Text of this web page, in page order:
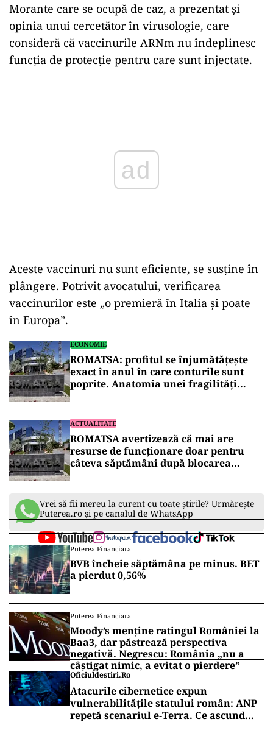
Morante care se ocupă de caz, a prezentat și
opinia unui cercetător în virusologie, care
consideră că vaccinurile ARNm nu îndeplinesc
funcția de protecție pentru care sunt injectate.
Aceste vaccinuri nu sunt eficiente, se susține în
plângere. Potrivit avocatului, verificarea
vaccinurilor este „o premieră în Italia și poate
în Europa”.
ECONOMIE
ROMATSA: profitul se înjumătățește
exact în anul în care conturile sunt
poprite. Anatomia unei fragilități
ACTUALITATE
ROMATSA avertizează că mai are
resurse de funcționare doar pentru
câteva săptămâni după blocarea
Vrei să fii mereu la curent cu toate știrile? Urmărește
Puterea.ro și pe canalul de WhatsApp
Puterea Financiara
BVB încheie săptămâna pe minus. BET
a pierdut 0,56%
Puterea Financiara
Moody’s menține ratingul României la
Baa3, dar păstrează perspectiva
negativă. Negrescu: România „nu a
câștigat nimic, a evitat o pierdere”
Oficiuldestiri.ro
Atacurile cibernetice expun
vulnerabilitățile statului român: ANP
repetă scenariul e‑Terra. Ce ascund